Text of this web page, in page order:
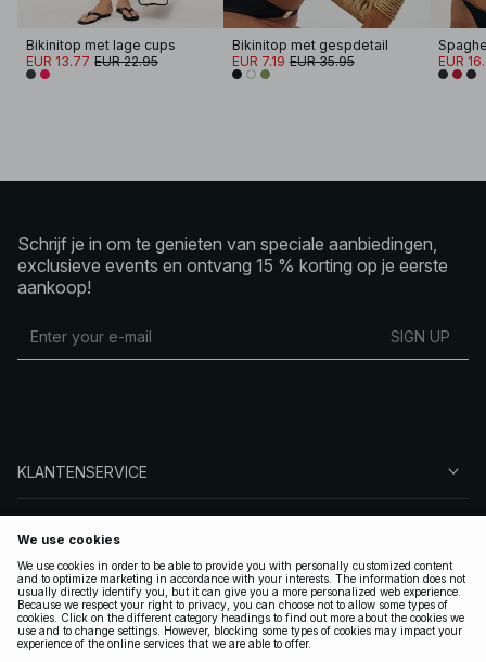
Bikinitop met lage cups
EUR 13.77 EUR 22.95
Bikinitop met gespdetail
EUR 7.19 EUR 35.95 EUR
Schrijf je in om te genieten van speciale aanbiedingen,
exclusieve events en ontvang 15 % korting op je eerste
aankoop!
SIGN UP
KLANTENSERVICE
VOLG ONS
LEGAAL